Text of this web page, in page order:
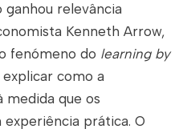
relevância
Kenneth Arrow,
fenómeno do learning by
como a
medida que os
prática. O